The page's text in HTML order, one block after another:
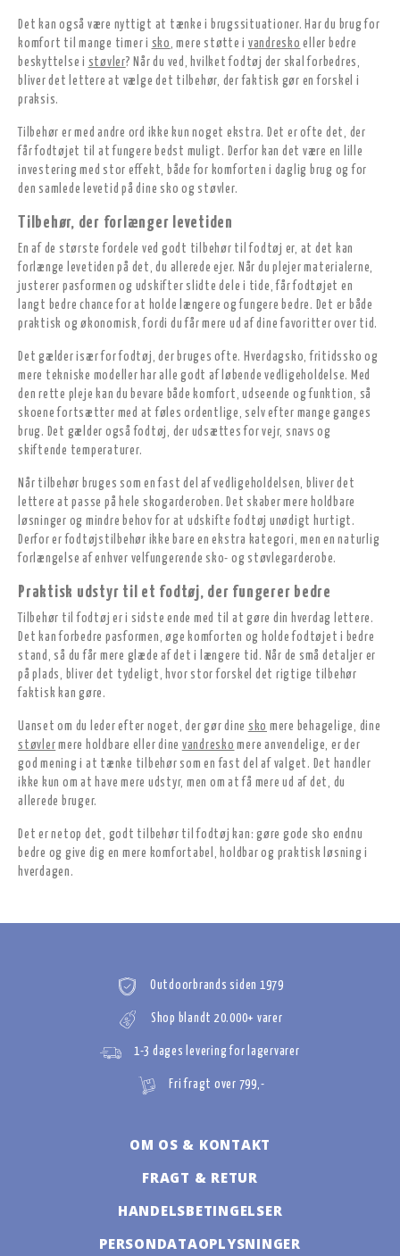
Det kan også være nyttigt at tænke i brugssituationer. Har du brug for
komfort til mange timer i sko , mere støtte i vandresko eller bedre
beskyttelse i støvler? Når du ved, hvilket fodtøj der skal forbedres,
bliver det lettere at vælge det tilbehør, der faktisk gør en forskel i
praksis.
Tilbehør er med andre ord ikke kun noget ekstra. Det er ofte det, der
får fodtøjet til at fungere bedst muligt. Derfor kan det være en lille
investering med stor effekt, både for komforten i daglig brug og for
den samlede levetid på dine sko og støvler.
Tilbehør, der forlænger levetiden
En af de største fordele ved godt tilbehør til fodtøj er, at det kan
forlænge levetiden på det, du allerede ejer. Når du plejer materialerne,
justerer pasformen og udskifter slidte dele i tide, får fodtøjet en
langt bedre chance for at holde længere og fungere bedre. Det er både
praktisk og økonomisk, fordi du får mere ud af dine favoritter over tid.
Det gælder især for fodtøj, der bruges ofte. Hverdagsko, fritidssko og
mere tekniske modeller har alle godt af løbende vedligeholdelse. Med
den rette pleje kan du bevare både komfort, udseende og funktion, så
skoene fortsætter med at føles ordentlige, selv efter mange ganges
brug. Det gælder også fodtøj, der udsættes for vejr, snavs og
skiftende temperaturer.
Når tilbehør bruges som en fast del af vedligeholdelsen, bliver det
lettere at passe på hele skogarderoben. Det skaber mere holdbare
løsninger og mindre behov for at udskifte fodtøj unødigt hurtigt.
Derfor er fodtøjstilbehør ikke bare en ekstra kategori, men en naturlig
forlængelse af enhver velfungerende sko- og støvlegarderobe.
Praktisk udstyr til et fodtøj, der fungerer bedre
Tilbehør til fodtøj er i sidste ende med til at gøre din hverdag lettere.
Det kan forbedre pasformen, øge komforten og holde fodtøjet i bedre
stand, så du får mere glæde af det i længere tid. Når de små detaljer er
på plads, bliver det tydeligt, hvor stor forskel det rigtige tilbehør
faktisk kan gøre.
Uanset om du leder efter noget, der gør dine sko mere behagelige, dine
støvler mere holdbare eller dine vandresko mere anvendelige, er der
god mening i at tænke tilbehør som en fast del af valget. Det handler
ikke kun om at have mere udstyr, men om at få mere ud af det, du
allerede bruger.
Det er netop det, godt tilbehør til fodtøj kan: gøre gode sko endnu
bedre og give dig en mere komfortabel, holdbar og praktisk løsning i
hverdagen.
Outdoorbrands siden 1979
Shop blandt 20.000+ varer
1-3 dages levering for lagervarer
Fri fragt over 799,-
OM OS & KONTAKT
FRAGT & RETUR
HANDELSBETINGELSER
PERSONDATAOPLYSNINGER